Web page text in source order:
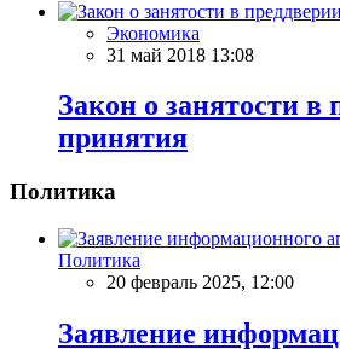
Экономика
31 май 2018 13:08
Закон о занятости в
принятия
Политика
Политика
20 февраль 2025, 12:00
Заявление